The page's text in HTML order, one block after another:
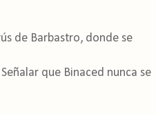
de Barbastro, donde se
que Binaced nunca se